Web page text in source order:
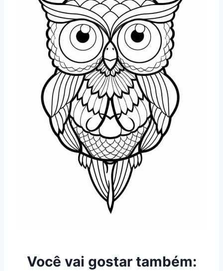
Você vai gostar também: